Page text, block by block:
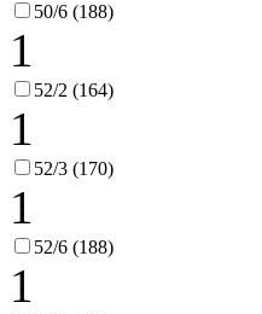
50/6 (188)
1
52/2 (164)
1
52/3 (170)
1
52/6 (188)
1